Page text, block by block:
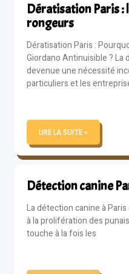
Dératisation Paris
rongeurs
Dératisation Paris :
Giordano Antinuisible ? La
devenue une nécessité
particuliers et les
LIRE LA SUITE »
Détection canine
La détection canine à
à la prolifération des
touche à la fois les